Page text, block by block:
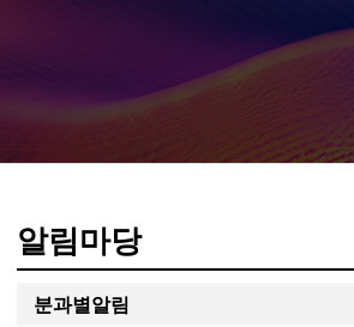
알림마당
분과별알림